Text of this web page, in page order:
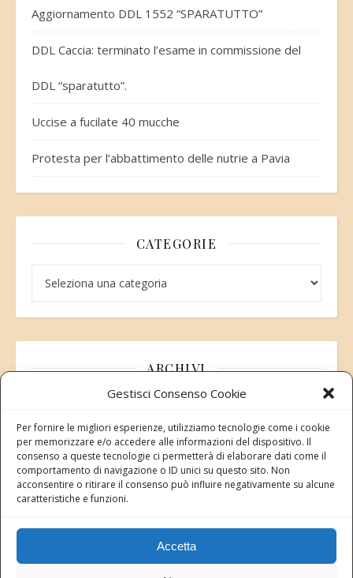
Gestisci Consenso Cookie
Per fornire le migliori esperienze, utilizziamo tecnologie come i cookie
per memorizzare e/o accedere alle informazioni del dispositivo. Il
consenso a queste tecnologie ci permetterà di elaborare dati come il
comportamento di navigazione o ID unici su questo sito. Non
acconsentire o ritirare il consenso può influire negativamente su alcune
caratteristiche e funzioni.
Accetta
Aggiornamento DDL 1552 “SPARATUTTO”
DDL Caccia: terminato l’esame in commissione del
DDL “sparatutto”.
Uccise a fucilate 40 mucche
Protesta per l’abbattimento delle nutrie a Pavia
CATEGORIE
ARCHIVI
Modifica consenso
Stato attuale: Negato